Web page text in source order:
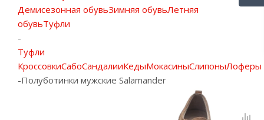
Демисезонная обувьЗимняя обувьЛетняя
обувьТуфли
-
Туфли
КроссовкиСабоСандалииКедыМокасиныСлипоныЛоферы
-Полуботинки мужские Salamander